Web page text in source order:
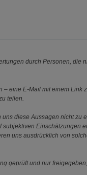
durch Personen, die
eine E-Mail mit einem Link
teilen.
diese Aussagen nicht zu
Einschätzungen
uns ausdrücklich von
geprüft und nur